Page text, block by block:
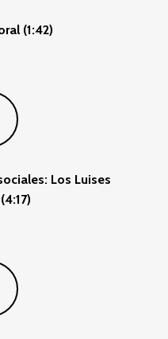
(1:42)
Los Luises